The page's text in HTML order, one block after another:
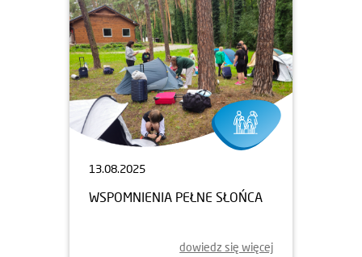
13.08.2025
WSPOMNIENIA PEŁNE SŁOŃCA
dowiedz się więcej